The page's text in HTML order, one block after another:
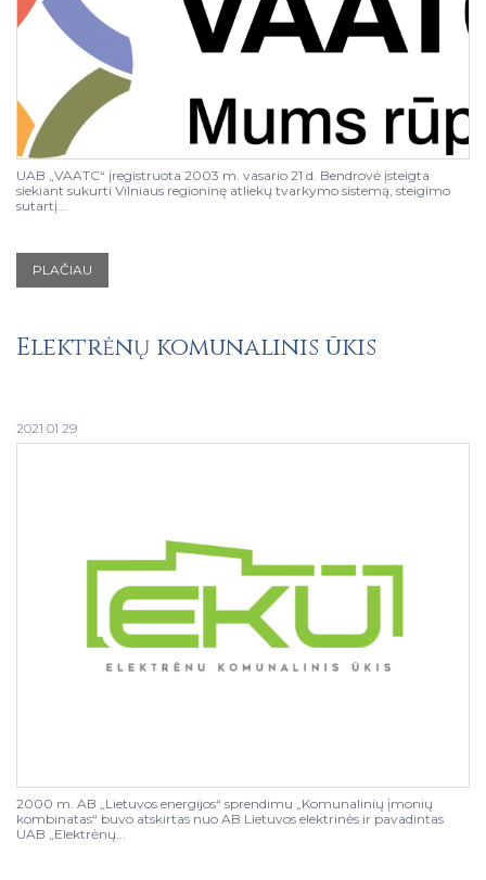
UAB „VAATC“ įregistruota 2003 m. vasario 21 d. Bendrovė įsteigta
siekiant sukurti Vilniaus regioninę atliekų tvarkymo sistemą, steigimo
sutartį...
PLAČIAU
Elektrėnų komunalinis ūkis
2021 01 29
2000 m. AB „Lietuvos energijos“ sprendimu „Komunalinių įmonių
kombinatas“ buvo atskirtas nuo AB Lietuvos elektrinės ir pavadintas
UAB „Elektrėnų...